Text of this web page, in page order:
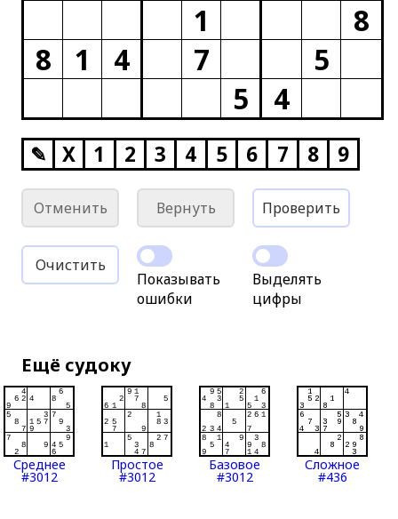
1
8
8
1 4 7
5
5
4
✎ X 1 2 3 4 5 6 7 8 9
Отменить Вернуть Проверить
Очистить
Показывать
ошибки
Выделять
цифры
Ещё судоку
Среднее
#3012
Простое
#3012
Базовое
#3012
Сложное
#436